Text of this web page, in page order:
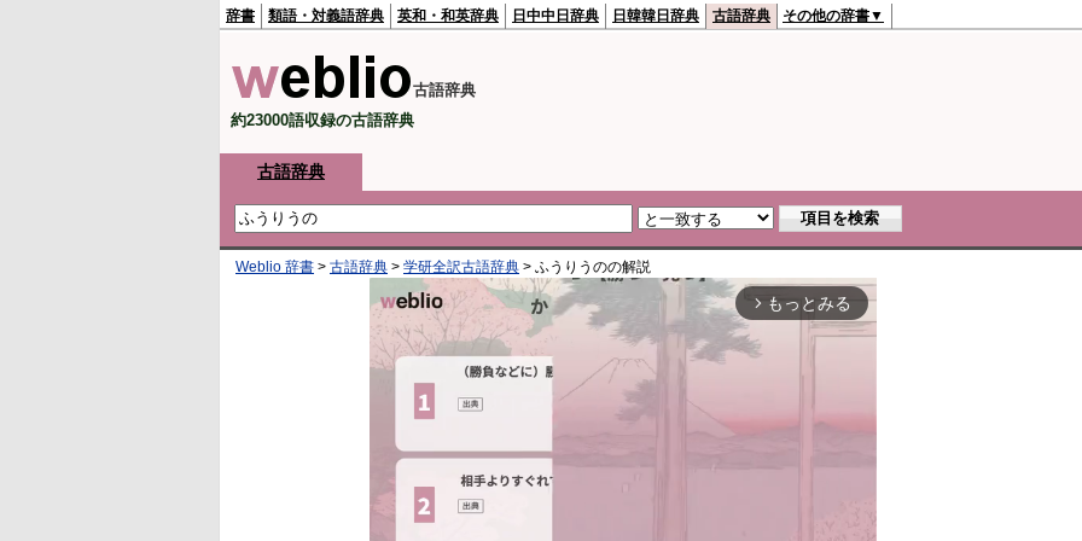
辞書 類語・対義語辞典 英和・和英辞典 日中中日辞典 日韓韓日辞典 古語辞典 その他の辞書▼
古語辞典
約23000語収録の古語辞典
古語辞典
Weblio 辞書 > 古語辞典 > 学研全訳古語辞典 > ふうりうのの解説
arrow_forward_ios もっとみる